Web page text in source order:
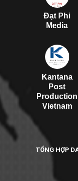
Đạt Phi
Media
Kantana
Post
Production
Vietnam
TỔNG HỢP